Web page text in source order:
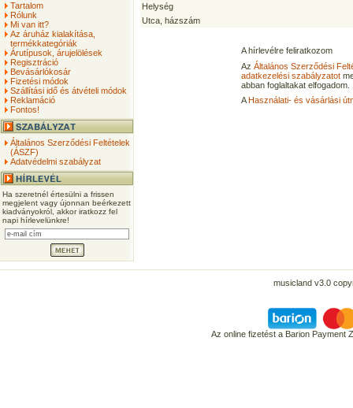
Tartalom
Rólunk
Mi van itt?
Az áruház kialakítása,
termékkategóriák
Árutípusok, árujelölések
Regisztráció
Bevásárlókosár
Fizetési módok
Szállítási idő és átvételi módok
Reklamáció
Fontos!
Általános Szerződési Feltételek
(ÁSZF)
Adatvédelmi szabályzat
Ha szeretnél értesülni a frissen
megjelent vagy újonnan beérkezett
kiadványokról, akkor iratkozz fel
napi hírlevelünkre!
Helység
Utca, házszám
A hírlevélre feliratkozom
Az Általános Szerződési
adatkezelési szabályzatot
abban foglaltakat elfogadom.
AHasználati- és vásárlási
musicland v3.0
Az online fizetést a Barion Payment